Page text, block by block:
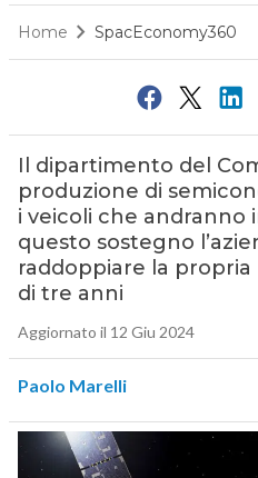
Home SpacEconomy360
Il dipartimento del
produzione di
i veicoli che andranno
questo sostegno
raddoppiare la
di tre anni
Aggiornato il 12 Giu 2024
Paolo Marelli